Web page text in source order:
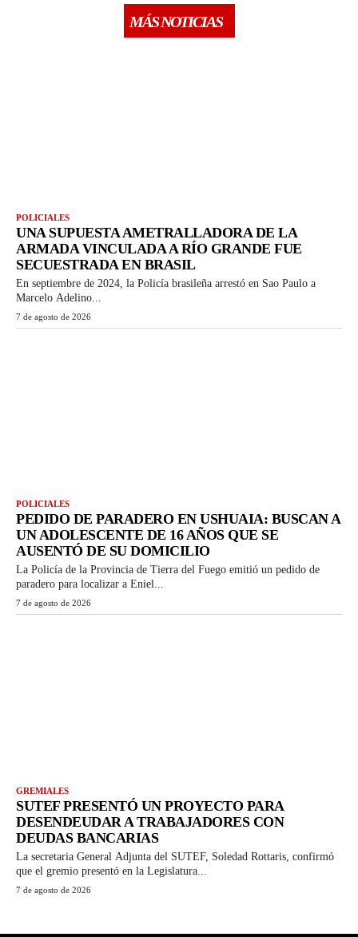
MÁS NOTICIAS
POLICIALES
UNA SUPUESTA AMETRALLADORA DE LA
ARMADA VINCULADA A RÍO GRANDE FUE
SECUESTRADA EN BRASIL
En septiembre de 2024, la Policía brasileña arrestó en Sao Paulo a
Marcelo Adelino...
7 de agosto de 2026
POLICIALES
PEDIDO DE PARADERO EN USHUAIA: BUSCAN A
UN ADOLESCENTE DE 16 AÑOS QUE SE
AUSENTÓ DE SU DOMICILIO
La Policía de la Provincia de Tierra del Fuego emitió un pedido de
paradero para localizar a Eniel...
7 de agosto de 2026
GREMIALES
SUTEF PRESENTÓ UN PROYECTO PARA
DESENDEUDAR A TRABAJADORES CON
DEUDAS BANCARIAS
La secretaria General Adjunta del SUTEF, Soledad Rottaris, confirmó
que el gremio presentó en la Legislatura...
7 de agosto de 2026